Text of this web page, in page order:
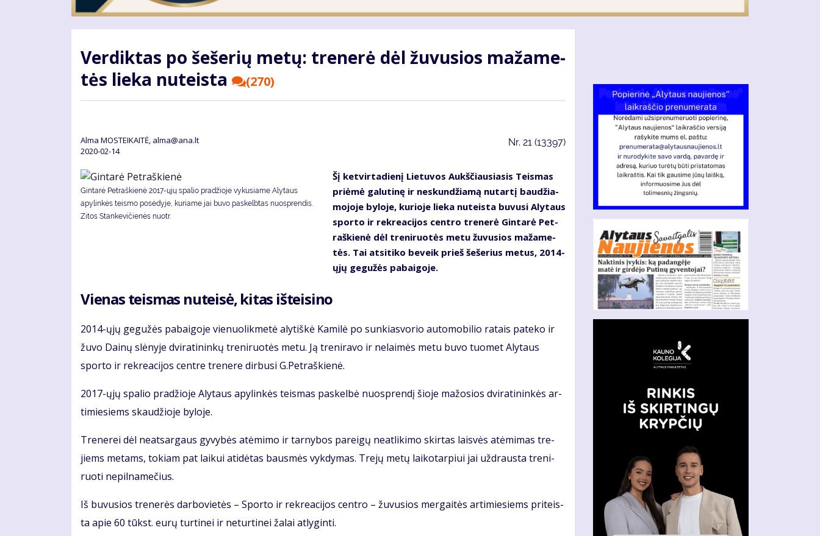
Ver­dik­tas po še­še­rių me­tų: tre­ne­rė dėl žu­vu­sios ma­ža­me­
tės lie­ka nu­teis­ta
(270)
Alma MOSTEIKAITĖ, alma@ana.lt
2020-02-14
Nr. 21 (13397)
Gintarė Petraškienė 2017-ųjų spalio pradžioje vykusiame Alytaus
apylinkės teismo posėdyje, kuriame jai buvo paskelbtas nuosprendis.
Zitos Stankevičienės nuotr.
Šį ket­vir­ta­die­nį Lie­tu­vos Aukš­čiau­sia­sis Teis­mas
pri­ėmė ga­lu­ti­nę ir ne­skun­džia­mą nu­tar­tį bau­džia­
mo­jo­je by­lo­je, ku­rio­je lie­ka nu­teis­ta bu­vu­si Aly­taus
spor­to ir rek­re­a­ci­jos cen­tro tre­ne­rė Gin­ta­rė Pet­
raš­kie­nė dėl tre­ni­ruo­tės me­tu žu­vu­sios ma­ža­me­
tės. Tai at­si­ti­ko be­veik prieš še­še­rius me­tus, 2014-
ųjų ge­gu­žės pa­bai­go­je.
Vie­nas teis­mas nu­tei­sė, ki­tas iš­tei­si­no
2014-ųjų ge­gu­žės pa­bai­go­je vie­nuo­lik­me­tė aly­tiš­kė Ka­mi­lė po sun­kias­vo­rio au­to­mo­bi­lio ra­tais pa­te­ko ir
žu­vo Dai­nų slė­ny­je dvi­ra­ti­nin­kų tre­ni­ruo­tės me­tu. Ją tre­ni­ra­vo ir ne­lai­mės me­tu bu­vo tuo­met Aly­taus
spor­to ir rek­re­a­ci­jos cen­tre tre­ne­re dir­bu­si G.Pet­raš­kie­nė.
2017-ųjų spa­lio pra­džio­je Aly­taus apy­lin­kės teis­mas pa­skel­bė nuosp­ren­dį šio­je ma­žo­sios dvi­ra­ti­nin­kės ar­
ti­mie­siems skau­džio­je by­lo­je.
Tre­ne­rei dėl ne­at­sar­gaus gy­vy­bės at­ėmi­mo ir tar­ny­bos pa­rei­gų ne­at­li­ki­mo skir­tas lais­vės at­ėmi­mas tre­
jiems me­tams, to­kiam pat lai­kui ati­dė­tas baus­mės vyk­dy­mas. Tre­jų me­tų lai­ko­tar­piui jai už­draus­ta tre­ni­
ruo­ti ne­pil­na­me­čius.
Iš bu­vu­sios tre­ne­rės dar­bo­vie­tės – Spor­to ir rek­re­a­ci­jos cen­tro – žu­vu­sios mer­gai­tės ar­ti­mie­siems pri­teis­
ta apie 60 tūkst. eu­rų tur­ti­nei ir ne­tur­ti­nei ža­lai at­ly­gin­ti.